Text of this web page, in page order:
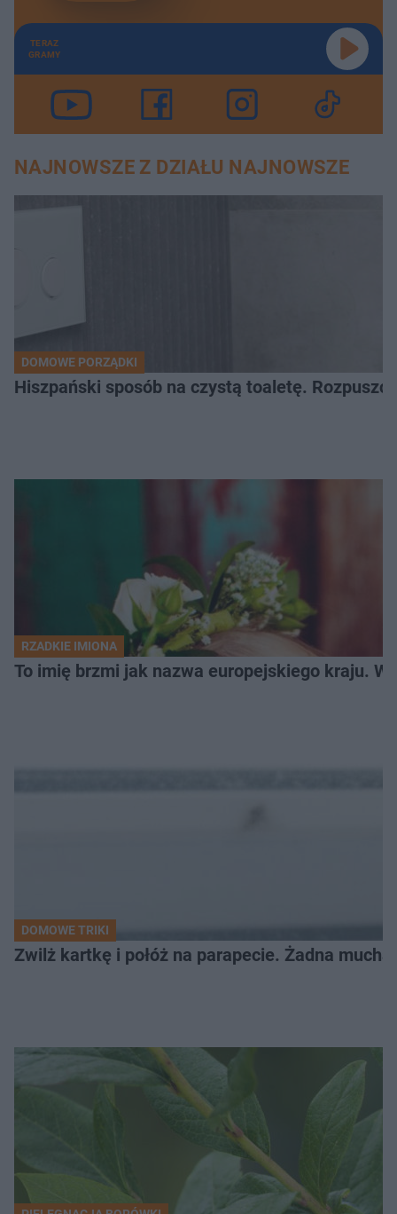
TERAZ
GRAMY
NAJNOWSZE Z DZIAŁU NAJNOWSZE
DOMOWE PORZĄDKI
Hiszpański sposób na czystą toaletę.
RZADKIE IMIONA
To imię brzmi jak nazwa europejskiego kraju.
DOMOWE TRIKI
Zwilż kartkę i połóż na parapecie. Żadna